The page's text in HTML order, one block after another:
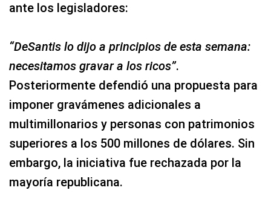
ante los legisladores:
“DeSantis lo dijo a principios de esta semana:
necesitamos gravar a los ricos”.
Posteriormente defendió una propuesta para
imponer gravámenes adicionales a
multimillonarios y personas con patrimonios
superiores a los 500 millones de dólares. Sin
embargo, la iniciativa fue rechazada por la
mayoría republicana.